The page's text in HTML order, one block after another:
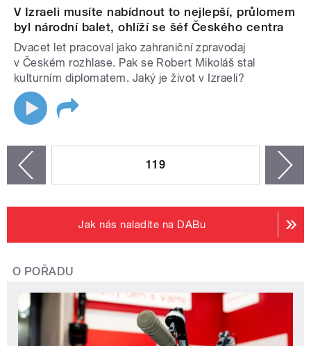
V Izraeli musíte nabídnout to nejlepší, průlomem
byl národní balet, ohlíží se šéf Českého centra
Dvacet let pracoval jako zahraniční zpravodaj
v Českém rozhlase. Pak se Robert Mikoláš stal
kulturním diplomatem. Jaký je život v Izraeli?
119
Jak nás naladíte na DABu
O POŘADU